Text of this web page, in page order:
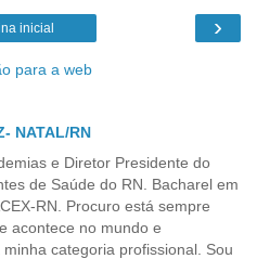
›
inicial
para a web
NATAL/RN
e Diretor Presidente do
de Saúde do RN. Bacharel em
RN. Procuro está sempre
acontece no mundo e
categoria profissional. Sou